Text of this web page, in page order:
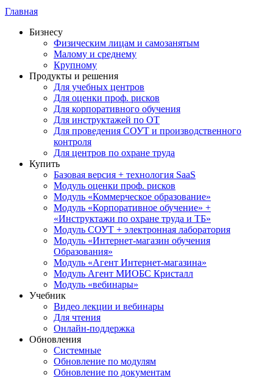
Главная
Бизнесу
Физическим лицам и самозанятым
Малому и среднему
Крупному
Продукты и решения
Для учебных центров
Для оценки проф. рисков
Для корпоративного обучения
Для инструктажей по ОТ
Для проведения СОУТ и производственного
контроля
Для центров по охране труда
Купить
Базовая версия + технология SaaS
Модуль оценки проф. рисков
Модуль «Коммерческое образование»
Модуль «Корпоративное обучение» +
«Инструктажи по охране труда и ТБ»
Модуль СОУТ + электронная лаборатория
Модуль «Интернет-магазин обучения
Образования»
Модуль «Агент Интернет-магазина»
Модуль Агент МИОБС Кристалл
Модуль «вебинары»
Учебник
Видео лекции и вебинары
Для чтения
Онлайн-поддержка
Обновления
Системные
Обновление по модулям
Обновление по документам